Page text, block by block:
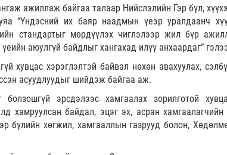
ажиллаж байгаа талаар Нийслэлийн Гэр бүл,
“Үндэсний их баяр наадмын үеэр уралдаанч
стандартыг мөрдүүлэх чиглэлээр жил бүр
аюулгүй байдлыг хангахад илүү анхаардаг”
хувцас хэрэглэлтэй байвал нөхөн авахуулах,
асуудлуудыг шийдэж байгаа аж.
эрсдэлээс хамгаалах зорилготой
хамруулсан байдал, эцэг эх, асран
бүлийн хөгжил, хамгааллын газрууд болон,